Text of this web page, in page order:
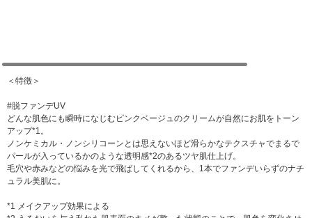
＜特徴＞
#脱ファンデUV
どんな肌色にも瞬時になじむピンクベージュのクリームが自然にお肌をトーン
アップ*1。
ノンケミカル・ノンシリコーンとは思えないほど滑らかなテクスチャでまるで
パールが入っているかのような透明感*2のあるツヤ肌仕上げ。
毛穴や赤みなどの悩みを光で飛ばしてくれるから、1本でファンデいらずのナチ
ュラル美肌に。
*1 メイクアップ効果による